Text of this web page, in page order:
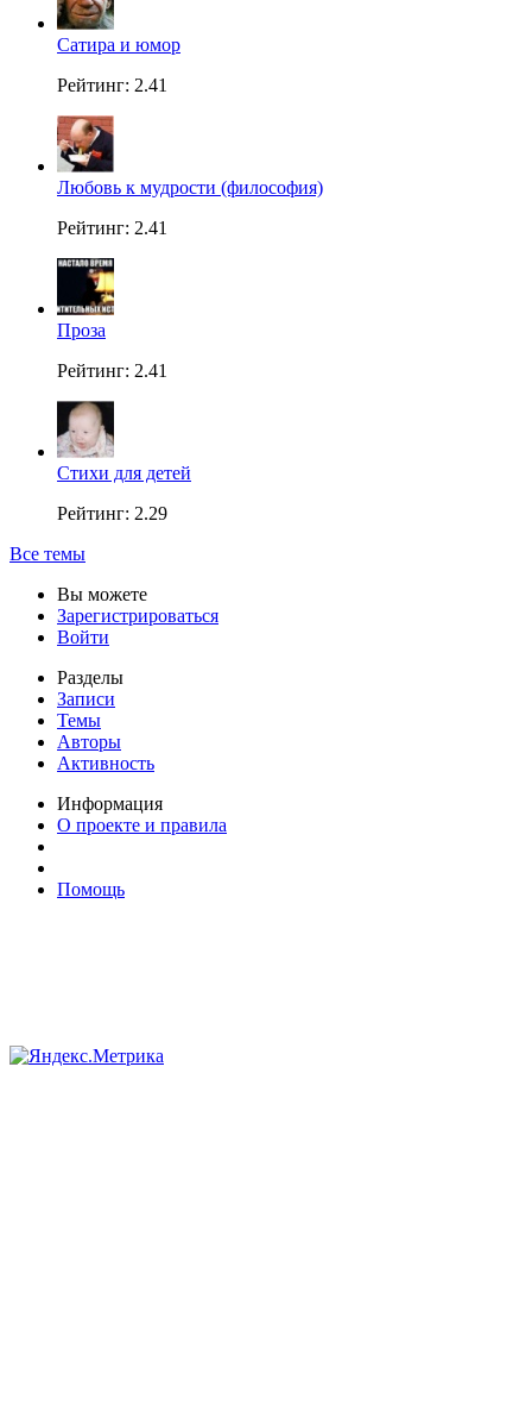
Сатира и юмор
Рейтинг: 2.41
Любовь к мудрости (философия)
Рейтинг: 2.41
Проза
Рейтинг: 2.41
Стихи для детей
Рейтинг: 2.29
Все темы
Вы можете
Зарегистрироваться
Войти
Разделы
Записи
Темы
Авторы
Активность
Информация
О проекте и правила
Помощь